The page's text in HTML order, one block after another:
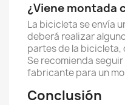
¿Viene montada
La bicicleta se envía
deberá realizar
partes de la bicicleta,
Se recomienda
fabricante para un
Conclusión